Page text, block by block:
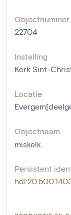
Objectnummer
22704
Instelling
Kerk Sint-
Locatie
Objectnaam
miskelk
Persistent